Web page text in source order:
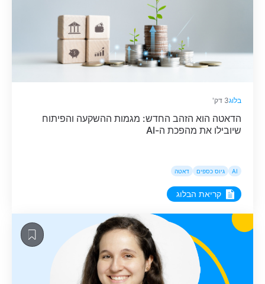
בלוג3 דק'
הדאטה הוא הזהב החדש: מגמות ההשקעה והפיתוח
שיובילו את מהפכת ה-AI
AI גיוס כספים דאטה
קריאת הבלוג